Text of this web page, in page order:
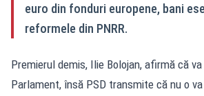
euro din fonduri europene, bani
reformele din PNRR.
Premierul demis, Ilie Bolojan, afirmă că
Parlament, însă PSD transmite că nu o